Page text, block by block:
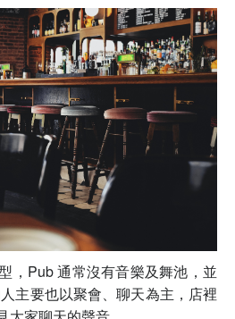
，Pub 通常沒有音樂及舞池，並
主要也以聚會、聊天為主，店裡